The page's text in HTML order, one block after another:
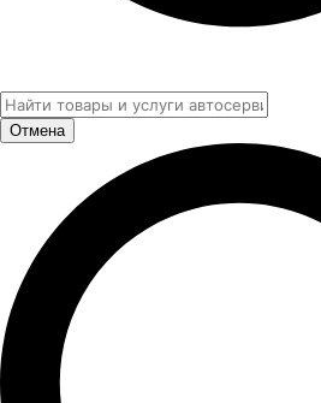
Отмена